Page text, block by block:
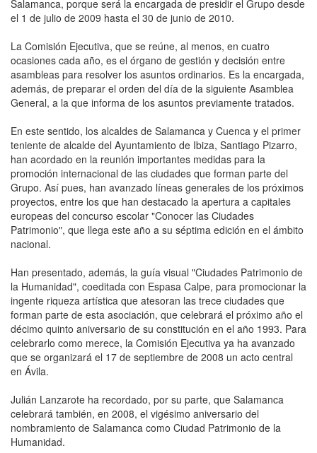
Salamanca, porque será la encargada de presidir el Grupo desde
el 1 de julio de 2009 hasta el 30 de junio de 2010.
La Comisión Ejecutiva, que se reúne, al menos, en cuatro
ocasiones cada año, es el órgano de gestión y decisión entre
asambleas para resolver los asuntos ordinarios. Es la encargada,
además, de preparar el orden del día de la siguiente Asamblea
General, a la que informa de los asuntos previamente tratados.
En este sentido, los alcaldes de Salamanca y Cuenca y el primer
teniente de alcalde del Ayuntamiento de Ibiza, Santiago Pizarro,
han acordado en la reunión importantes medidas para la
promoción internacional de las ciudades que forman parte del
Grupo. Así pues, han avanzado líneas generales de los próximos
proyectos, entre los que han destacado la apertura a capitales
europeas del concurso escolar "Conocer las Ciudades
Patrimonio", que llega este año a su séptima edición en el ámbito
nacional.
Han presentado, además, la guía visual "Ciudades Patrimonio de
la Humanidad", coeditada con Espasa Calpe, para promocionar la
ingente riqueza artística que atesoran las trece ciudades que
forman parte de esta asociación, que celebrará el próximo año el
décimo quinto aniversario de su constitución en el año 1993. Para
celebrarlo como merece, la Comisión Ejecutiva ya ha avanzado
que se organizará el 17 de septiembre de 2008 un acto central
en Ávila.
Julián Lanzarote ha recordado, por su parte, que Salamanca
celebrará también, en 2008, el vigésimo aniversario del
nombramiento de Salamanca como Ciudad Patrimonio de la
Humanidad.